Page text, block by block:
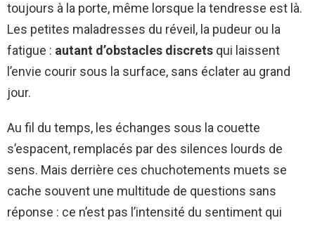
toujours à la porte, même lorsque la tendresse est là.
Les petites maladresses du réveil, la pudeur ou la
fatigue : autant d’obstacles discrets qui laissent
l’envie courir sous la surface, sans éclater au grand
jour.
Au fil du temps, les échanges sous la couette
s’espacent, remplacés par des silences lourds de
sens. Mais derrière ces chuchotements muets se
cache souvent une multitude de questions sans
réponse : ce n’est pas l’intensité du sentiment qui